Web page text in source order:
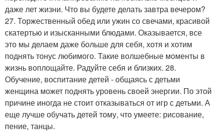
даже лет жизни. Что вы будете делать завтра вечером?
27. Торжественный обед или ужин со свечами, красивой
скатертью и изысканными блюдами. Оказывается, все
это мы делаем даже больше для себя, хотя и хотим
поднять тонус любимого. Такие волшебные моменты в
жизнь воплощайте. Радуйте себя и близких. 28.
Обучение, воспитание детей - общаясь с детьми
женщина может поднять уровень своей энергии. По этой
причине иногда не стоит отказываться от игр с детьми. А
еще лучше обучать детей тому, что умеете: рисование,
пение, танцы.